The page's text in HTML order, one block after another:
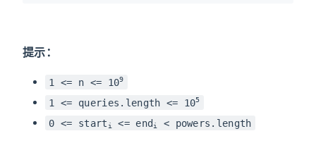
提示：
1 <= n <= 109
1 <= queries.length <= 105
0 <= start i <= endi < powers.length